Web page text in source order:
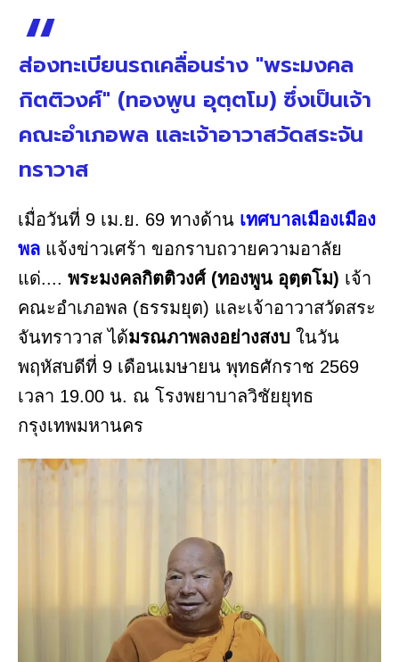
ส่องทะเบียนรถเคลื่อนร่าง "พระมงคล
กิตติวงศ์" (ทองพูน อุตฺตโม) ซึ่งเป็นเจ้า
คณะอำเภอพล และเจ้าอาวาสวัดสระจัน
ทราวาส
เมื่อวันที่ 9 เม.ย. 69 ทางด้าน เทศบาลเมืองเมือง
พล แจ้งข่าวเศร้า ขอกราบถวายความอาลัย
แด่.... พระมงคลกิตติวงศ์ (ทองพูน อุตฺตโม) เจ้า
คณะอำเภอพล (ธรรมยุต) และเจ้าอาวาสวัดสระ
จันทราวาส ได้มรณภาพลงอย่างสงบ ในวัน
พฤหัสบดีที่ 9 เดือนเมษายน พุทธศักราช 2569
เวลา 19.00 น. ณ โรงพยาบาลวิชัยยุทธ
กรุงเทพมหานคร